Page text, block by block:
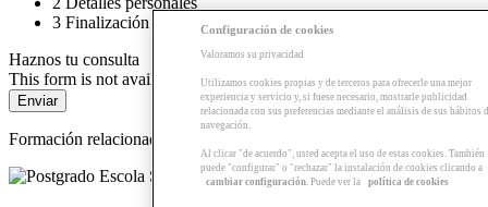
3 Finalización
Haznos tu consulta
This form is not available
Formación relacionada
Configuración de cookies
Valoramos su privacidad
Utilizamos cookies propias y de terceros para ofrecerle una mejor
experiencia y servicio y, si fuese necesario, mostrarle publicidad
relacionada con sus preferencias mediante el análisis de sus hábitos
navegación.
Al clicar "de acuerdo", usted acepta el uso de estas cookies. También
puede "configurar" o "rechazar" la instalación de cookies clicando a
cambiar configuración. Puede ver la política de cookies